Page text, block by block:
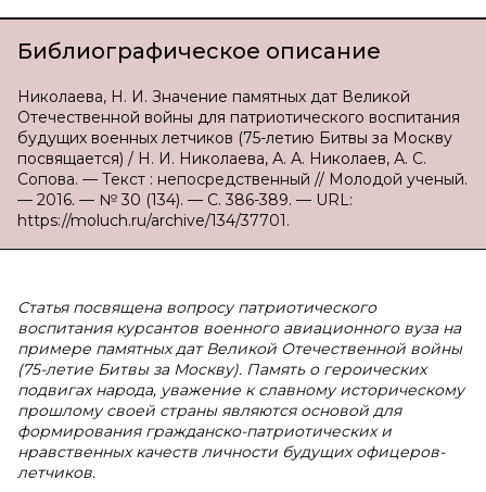
Библиографическое описание
Николаева, Н. И. Значение памятных дат Великой
Отечественной войны для патриотического воспитания
будущих военных летчиков (75-летию Битвы за Москву
посвящается) / Н. И. Николаева, А. А. Николаев, А. С.
Сопова. — Текст : непосредственный // Молодой ученый.
— 2016. — № 30 (134). — С. 386-389. — URL:
https://moluch.ru/archive/134/37701.
Статья посвящена вопросу патриотического
воспитания курсантов военного авиационного вуза на
примере памятных дат Великой Отечественной войны
(75-летие Битвы за Москву). Память о героических
подвигах народа, уважение к славному историческому
прошлому своей страны являются основой для
формирования гражданско-патриотических и
нравственных качеств личности будущих офицеров-
летчиков.